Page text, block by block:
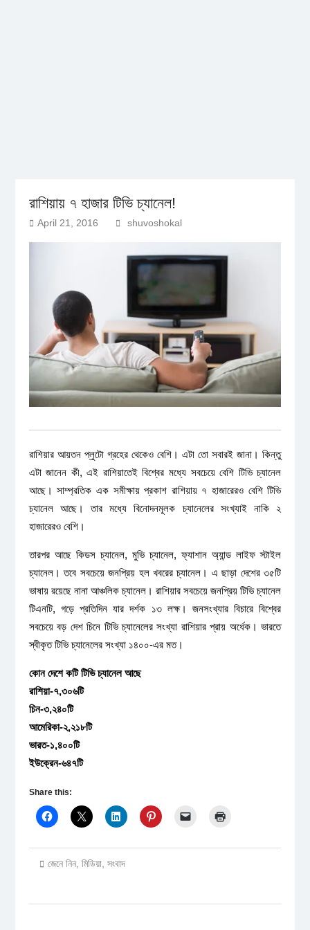
রাশিয়ায় ৭ হাজার টিভি চ্যানেল!
April 21, 2016 shuvoshokal
রাশিয়ার আয়তন প্লুটো গ্রহের থেকেও বেশি। এটা তো সবারই জানা। কিন্তু
এটা জানেন কী, এই রাশিয়াতেই বিশ্বের মধ্যে সবচেয়ে বেশি টিভি চ্যানেল
আছে। সাম্প্রতিক এক সমীক্ষায় প্রকাশ রাশিয়ায় ৭ হাজারেরও বেশি টিভি
চ্যানেল আছে। তার মধ্যে বিনোদনমূলক চ্যানেলের সংখ্যাই নাকি ২
হাজারেরও বেশি।
তারপর আছে কিডস চ্যানেল, মুভি চ্যানেল, ফ্যাশান অ্যান্ড লাইফ স্টাইল
চ্যানেল। তবে সবচেয়ে জনপ্রিয় হল খবরের চ্যানেল। এ ছাড়া দেশের ৩৫টি
ভাষায় রয়েছে নানা আঞ্চলিক চ্যানেল। রাশিয়ার সবচেয়ে জনপ্রিয় টিভি চ্যানেল
টিএনটি, গড়ে প্রতিদিন যার দর্শক ১৩ লক্ষ। জনসংখ্যার বিচারে বিশ্বের
সবচেয়ে বড় দেশ চিনে টিভি চ্যানেলের সংখ্যা রাশিয়ার প্রায় অর্ধেক। ভারতে
স্বীকৃত টিভি চ্যানেলের সংখ্যা ১৪০০-এর মত।
কোন দেশে কটি টিভি চ্যানেল আছে
রাশিয়া-৭,৩০৬টি
চিন-৩,২৪০টি
আমেরিকা-২,২১৮টি
ভারত-১,৪০০টি
ইউক্রেন-৬৪৭টি
Share this:
জেনে নিন, মিডিয়া, সংবাদ